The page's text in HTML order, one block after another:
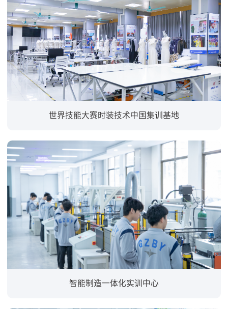
世界技能大赛时装技术中国集训基地
智能制造⼀体化实训中⼼